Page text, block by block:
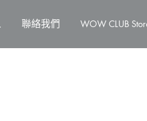
聯絡我們 WOW CLUB